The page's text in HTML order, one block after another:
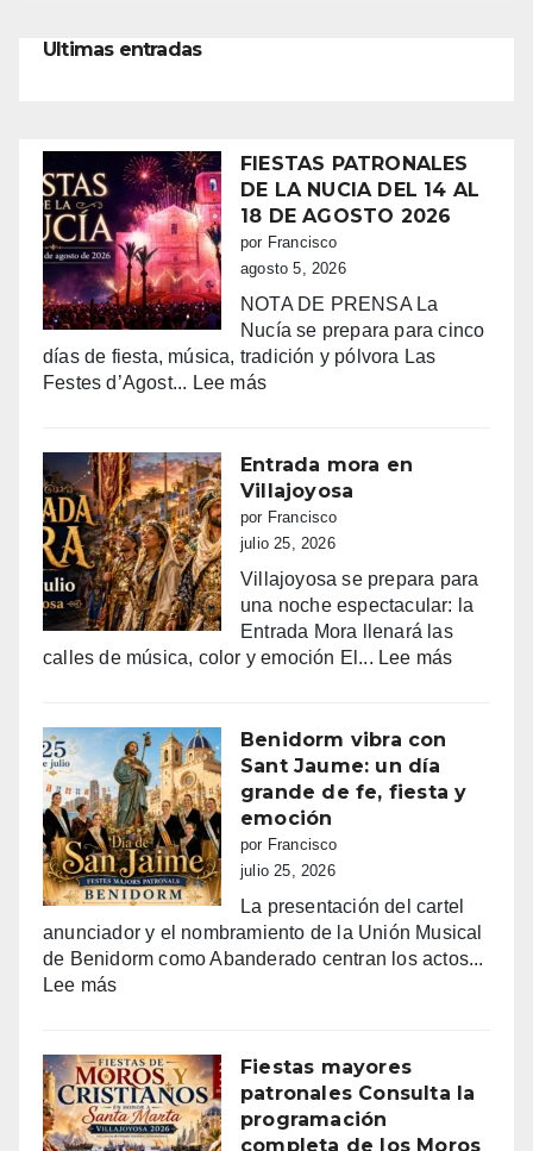
Ultimas entradas
FIESTAS PATRONALES
DE LA NUCIA DEL 14 AL
18 DE AGOSTO 2026
por Francisco
agosto 5, 2026
NOTA DE PRENSA La
Nucía se prepara para cinco
días de fiesta, música, tradición y pólvora Las
Festes d’Agost... Lee más:
DE
LA
NUCIA
DEL
AL
18
DE
AGOSTO
Entrada mora en
Villajoyosa
por Francisco
julio 25, 2026
Villajoyosa se prepara para
una noche espectacular: la
Entrada Mora llenará las
calles de música, color y emoción El... Lee más:
Benidorm vibra con
Sant Jaume: un día
grande de fe, fiesta y
emoción
por Francisco
julio 25, 2026
La presentación del cartel
anunciador y el nombramiento de la Unión Musical
de Benidorm como Abanderado centran los actos...
Lee más:
con
Sant
Jaume:
un
Fiestas mayores
patronales Consulta la
programación
completa de los Moros